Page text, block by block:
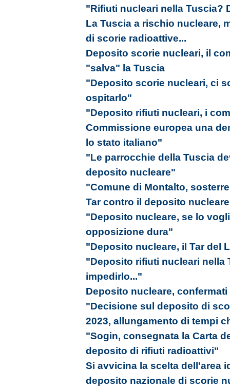
"Rifiuti nucleari nella Tuscia?
La Tuscia a rischio nucleare,
di scorie radioattive...
Deposito scorie nucleari, il
"salva" la Tuscia
"Deposito scorie nucleari, ci
ospitarlo"
"Deposito rifiuti nucleari, i
Commissione europea una
lo stato italiano"
"Le parrocchie della Tuscia
deposito nucleare"
"Comune di Montalto,
Tar contro il deposito
"Deposito nucleare, se lo
opposizione dura"
"Deposito nucleare, il Tar del
"Deposito rifiuti nucleari nella
impedirlo..."
Deposito nucleare,
"Decisione sul deposito di
2023, allungamento di tempi
"Sogin, consegnata la Carta
deposito di rifiuti radioattivi"
Si avvicina la scelta dell'area
deposito nazionale di scorie